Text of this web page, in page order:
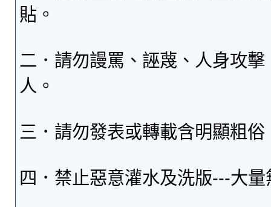
貼。
二．請勿謾罵、誣蔑、人身攻
人。
三．請勿發表或轉載含明顯粗
四．禁止惡意灌水及洗版---大